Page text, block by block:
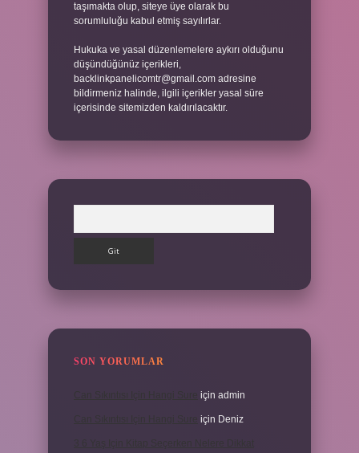
taşımakta olup, siteye üye olarak bu
sorumluluğu kabul etmiş sayılırlar.
Hukuka ve yasal düzenlemelere aykırı olduğunu
düşündüğünüz içerikleri,
backlinkpanelicomtr@gmail.com adresine
bildirmeniz halinde, ilgili içerikler yasal süre
içerisinde sitemizden kaldırılacaktır.
SON YORUMLAR
için admin
için Deniz